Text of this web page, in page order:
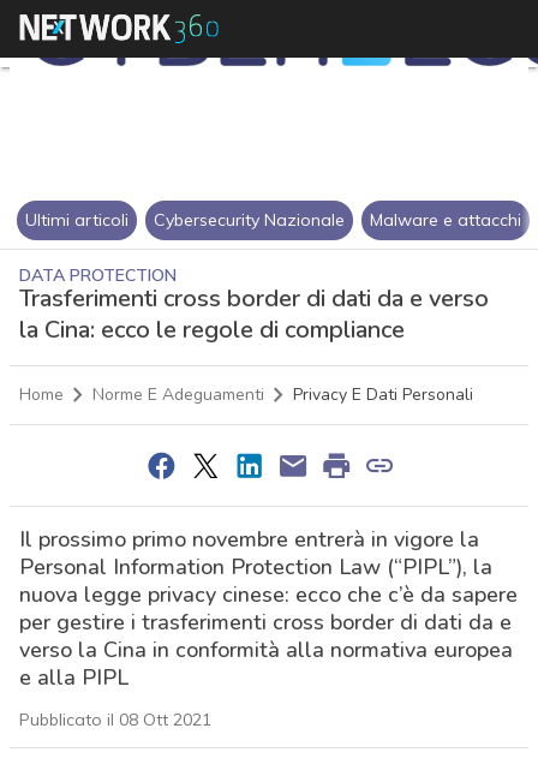
Ultimi articoli Cybersecurity Nazionale Malware e attacchi
DATA PROTECTION
Trasferimenti cross border di dati da e verso
la Cina: ecco le regole di compliance
Home Norme E Adeguamenti Privacy E Dati Personali
Il prossimo primo novembre entrerà in vigore la
Personal Information Protection Law (“PIPL”), la
nuova legge privacy cinese: ecco che c’è da sapere
per gestire i trasferimenti cross border di dati da e
verso la Cina in conformità alla normativa europea
e alla PIPL
Pubblicato il 08 Ott 2021